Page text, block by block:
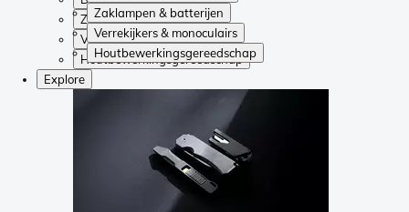
Zaklampen & batterijen
Verrekijkers & monoculairs
Houtbewerkingsgereedschap
Zaklampen & batterijen
Verrekijkers & monoculairs
Houtbewerkingsgereedschap
Explore